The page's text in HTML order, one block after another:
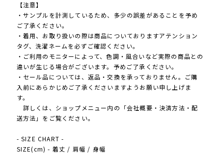
【注意】
・サンプルを計測しているため、多少の誤差があることを予め
ご了承ください。
・着用、お取り扱いの際は商品についておりますアテンション
タグ、洗濯ネームを必ずご確認ください。
・ご利用のモニターによって、色調・風合いなど実際の商品との
違いが生じる場合がございます。予めご了承ください。
・セール品については、返品・交換を承っておりません。ご購
入前にあらかじめご了承くださいますようお願い申し上げま
す。
詳しくは、ショップメニュー内の「会社概要・決済方法・配
送方法」をご覧ください。
- SIZE CHART -
SIZE(cm) - 着丈 / 肩幅 / 身幅